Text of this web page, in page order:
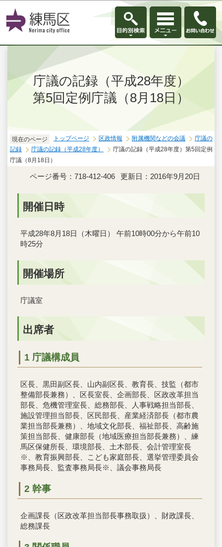
このページの本文へ移動
庁議の記録（平成28年度）
第5回定例庁議（8月18日）
現在のページ トップページ 区政情報 附属機関などの会議
庁議の
記録
庁議の記録（平成28年度）
庁議の記録（平成28年度）第5回定例
庁議（8月18日）
ページ番号：718-412-406 更新日：2016年9月20日
開催日時
平成28年8月18日（木曜日） 午前10時00分から午前10
時25分
開催場所
庁議室
出席者
1 庁議構成員
区長、黒田副区長、山内副区長、教育長、技監（都市
整備部長兼務）、区長室長、企画部長、区政改革担当
部長、危機管理室長、総務部長、人事戦略担当部長、
施設管理担当部長、区民部長、産業経済部長（都市農
業担当部長兼務）、地域文化部長、福祉部長、高齢施
策担当部長、健康部長（地域医療担当部長兼務）、練
馬区保健所長、環境部長、土木部長、会計管理室長
※、教育振興部長、こども家庭部長、選挙管理委員会
事務局長、監査事務局長※、議会事務局長
2 幹事
企画課長（区政改革担当部長事務取扱）、財政課長、
総務課長